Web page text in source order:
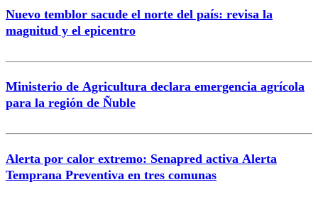
Nuevo temblor sacude el norte del país: revisa la
magnitud y el epicentro
Ministerio de Agricultura declara emergencia agrícola
para la región de Ñuble
Alerta por calor extremo: Senapred activa Alerta
Temprana Preventiva en tres comunas